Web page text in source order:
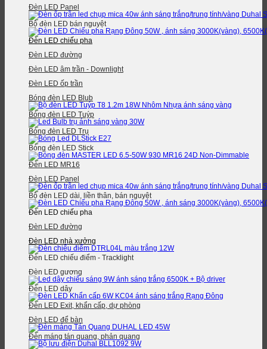
Đèn LED Panel
Bộ đèn LED bán nguyệt
Đèn LED chiếu pha
Đèn LED đường
Đèn LED âm trần - Downlight
Đèn LED ốp trần
Bóng đèn LED Blub
Bóng đèn LED Tuýp
Bóng đèn LED Trụ
Bóng đèn LED Stick
Đèn LED MR16
Đèn LED Panel
Bộ đèn LED dài, liền thân, bán nguyệt
Đèn LED chiếu pha
Đèn LED đường
Đèn LED nhà xưởng
Đèn LED chiếu điểm - Tracklight
Đèn LED gương
Đèn LED dây
Đèn LED Exit, khẩn cấp, dự phòng
Đèn LED để bàn
Đèn máng tán quang, phản quang